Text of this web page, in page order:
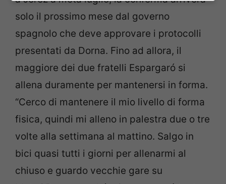
solo il prossimo mese dal governo
spagnolo che deve approvare i protocolli
presentati da Dorna. Fino ad allora, il
maggiore dei due fratelli Espargaró si
allena duramente per mantenersi in forma.
“Cerco di mantenere il mio livello di forma
fisica, quindi mi alleno in palestra due o tre
volte alla settimana al mattino. Salgo in
bici quasi tutti i giorni per allenarmi al
chiuso e guardo vecchie gare su